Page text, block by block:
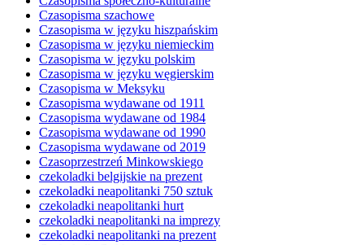
Czasopisma szachowe
Czasopisma w języku hiszpańskim
Czasopisma w języku niemieckim
Czasopisma w języku polskim
Czasopisma w języku węgierskim
Czasopisma w Meksyku
Czasopisma wydawane od 1911
Czasopisma wydawane od 1984
Czasopisma wydawane od 1990
Czasopisma wydawane od 2019
Czasoprzestrzeń Minkowskiego
czekoladki belgijskie na prezent
czekoladki neapolitanki 750 sztuk
czekoladki neapolitanki hurt
czekoladki neapolitanki na imprezy
czekoladki neapolitanki na prezent